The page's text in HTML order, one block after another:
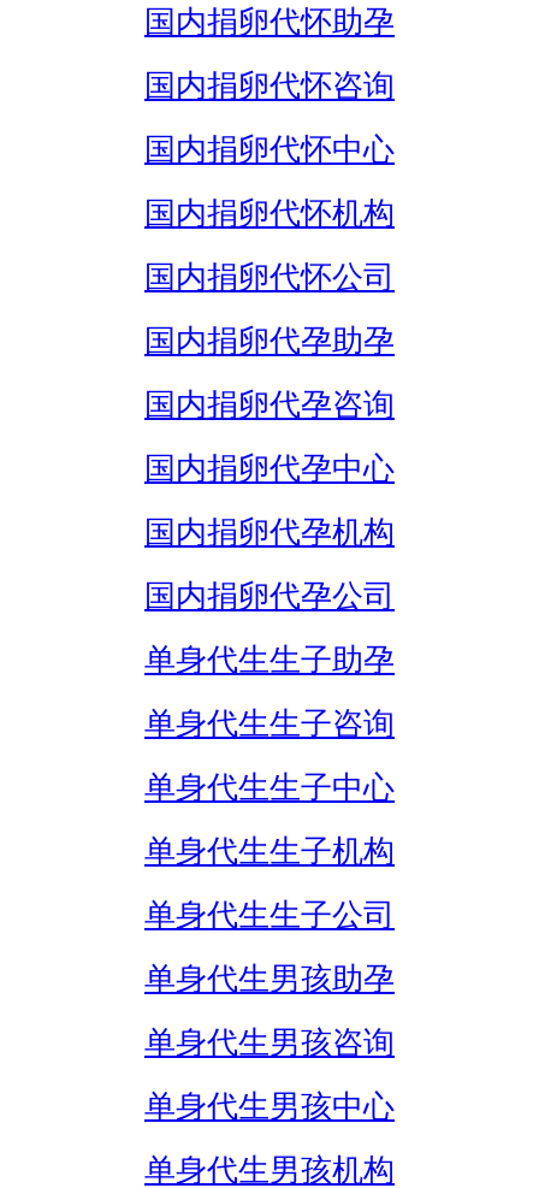
国内捐卵代怀助孕
国内捐卵代怀咨询
国内捐卵代怀中心
国内捐卵代怀机构
国内捐卵代怀公司
国内捐卵代孕助孕
国内捐卵代孕咨询
国内捐卵代孕中心
国内捐卵代孕机构
国内捐卵代孕公司
单身代生生子助孕
单身代生生子咨询
单身代生生子中心
单身代生生子机构
单身代生生子公司
单身代生男孩助孕
单身代生男孩咨询
单身代生男孩中心
单身代生男孩机构